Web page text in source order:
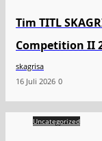
Tim TITL
Competition II
skagrisa
16 Juli 2026 0
Uncategorized